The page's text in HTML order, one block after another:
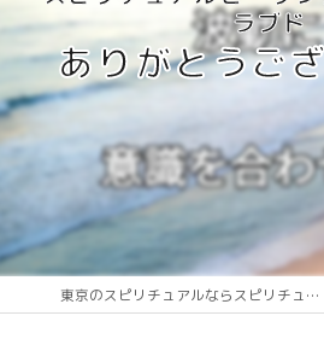
ありがとうご
東京のスピリチュアルならスピリチュアルヒーリングセンター ビラブド